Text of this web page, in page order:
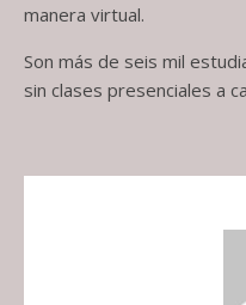
manera virtual.
Son más de seis mil
sin clases presenciales a